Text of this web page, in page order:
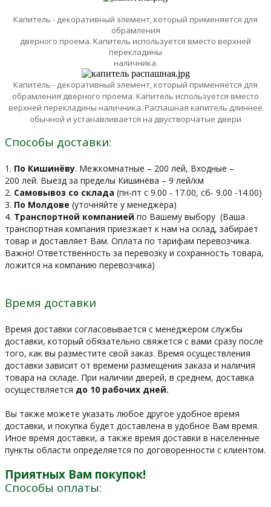
Капитель - декоративный элемент, который применяется для
обрамления
дверного проема. Капитель используется вместо верхней
перекладины
наличника.
Капитель - декоративный элемент, который применяется для
обрамления дверного проема. Капитель используется вместо
верхней перекладины наличника. Распашная капитель длиннее
обычной и устанавливается на двустворчатые двери
Способы доставки:
1. По Кишинёву. Межкомнатные – 200 лей, Входные –
200 лей. Выезд за пределы Кишинёва – 9 лей/км
2. Самовывоз со склада (пн-пт с 9.00 - 17.00, сб- 9.00 -14.00)
3. По Молдове (уточняйте у менеджера)
4. Транспортной компанией по Вашему выбору (Ваша
транспортная компания приезжает к нам на склад, забирает
товар и доставляет Вам. Оплата по тарифам перевозчика.
Важно! Ответственность за перевозку и сохранность товара,
ложится на компанию перевозчика)
Время доставки
Время доставки согласовывается с менеджером службы
доставки, который обязательно свяжется с вами сразу после
того, как вы разместите свой заказ. Время осуществления
доставки зависит от времени размещения заказа и наличия
товара на складе. При наличии дверей, в среднем, доставка
осуществляется до 10 рабочих дней.
Вы также можете указать любое другое удобное время
доставки, и покупка будет доставлена в удобное Вам время.
Иное время доставки, а также время доставки в населенные
пункты области определяется по договоренности с клиентом.
Приятных Вам покупок!
Способы оплаты: